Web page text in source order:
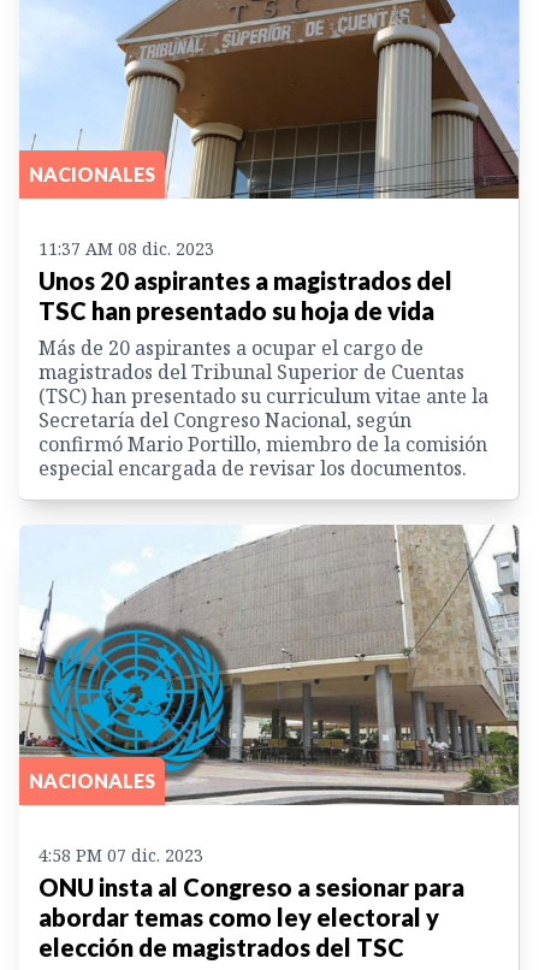
NACIONALES
11:37 AM 08 dic. 2023
Unos 20 aspirantes a magistrados del
TSC han presentado su hoja de vida
Más de 20 aspirantes a ocupar el cargo de
magistrados del Tribunal Superior de Cuentas
(TSC) han presentado su curriculum vitae ante la
Secretaría del Congreso Nacional, según
confirmó Mario Portillo, miembro de la comisión
especial encargada de revisar los documentos.
NACIONALES
4:58 PM 07 dic. 2023
ONU insta al Congreso a sesionar para
abordar temas como ley electoral y
elección de magistrados del TSC